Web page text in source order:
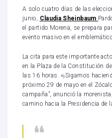
A solo cuatro días de las
junio, Claudia Sheinbaum
el partido Morena, se prepara
evento masivo en el
La cita para este importante
en la Plaza de la Constitución
las 16 horas. «¡Sigamos
próximo 29 de mayo en el
campaña”, anunció la
camino hacia la Presidencia de